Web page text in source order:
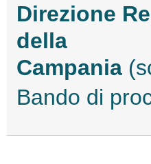
Direzione
della
Campania
Bando di